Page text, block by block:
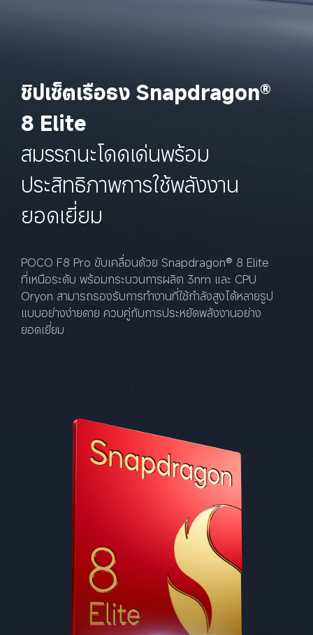
ชิปเซ็ตเรือธง Snapdragon®
8 Elite
สมรรถนะโดดเด่นพร้อม
ประสิทธิภาพการใช้พลังงาน
ยอดเยี่ยม
POCO F8 Pro ขับเคลื่อนด้วย Snapdragon® 8 Elite
ที่เหนือระดับ พร้อมกระบวนการผลิต 3nm และ CPU
Oryon สามารถรองรับการทำงานที่ใช้กำลังสูงได้หลายรูป
แบบอย่างง่ายดาย ควบคู่กับการประหยัดพลังงานอย่าง
ยอดเยี่ยม